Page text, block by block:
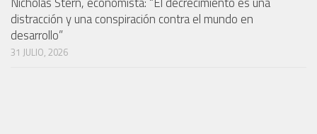
distracción y una conspiración contra el mundo en
desarrollo”
31 JULIO, 2026